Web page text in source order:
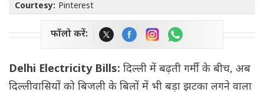
Courtesy: Pinterest
फॉलो करें:
Delhi Electricity Bills: दिल्ली में बढ़ती गर्मी के बीच, अब
दिल्लीवासियों को बिजली के बिलों में भी बड़ा झटका लगने वाला